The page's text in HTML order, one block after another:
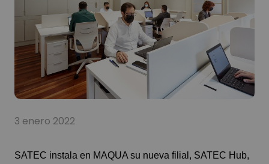
3 enero 2022
SATEC instala en MAQUA su nueva filial, SATEC Hub,